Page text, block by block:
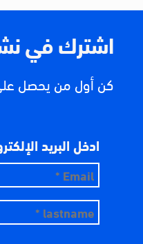
اشترك في
كن أول من يحصل
ادخل البريد